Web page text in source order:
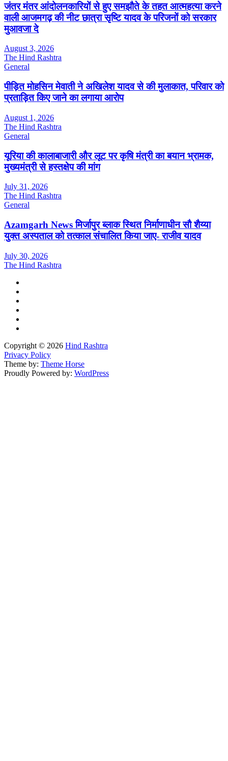
जंतर मंतर आंदोलनकारियों से हुए समझौते के तहत आत्महत्या करने
वाली आजमगढ़ की नीट छात्रा सृष्टि यादव के परिजनों को सरकार
मुआवजा दे
August 3, 2026
The Hind Rashtra
General
पीड़ित मोहसिन मेवाती ने अखिलेश यादव से की मुलाकात, परिवार को
प्रताड़ित किए जाने का लगाया आरोप
August 1, 2026
The Hind Rashtra
General
यूरिया की कालाबाजारी और लूट पर कृषि मंत्री का बयान भ्रामक,
मुख्यमंत्री से हस्तक्षेप की मांग
July 31, 2026
The Hind Rashtra
General
Azamgarh News मिर्जापुर ब्लाक स्थित निर्माणाधीन सौ शैय्या
युक्त अस्पताल को तत्काल संचालित किया जाए- राजीव यादव
July 30, 2026
The Hind Rashtra
Copyright © 2026 Hind Rashtra
Privacy Policy
Theme by: Theme Horse
Proudly Powered by: WordPress